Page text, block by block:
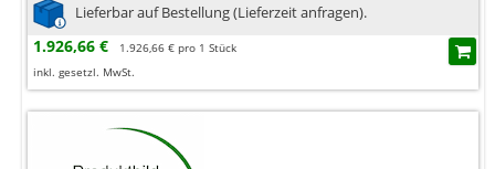
Lieferbar auf Bestellung (Lieferzeit anfragen).
1.926,66 €
1.926,66 € pro 1 Stück
inkl. gesetzl. MwSt.